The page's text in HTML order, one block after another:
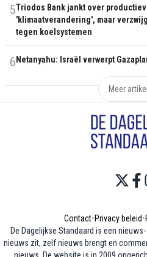
5Triodos Bank jankt over
'klimaatverandering', maar
tegen koelsystemen
6 Netanyahu: Israël verwerpt
Meer
Contact•Privacy beleid•
De Dagelijkse Standaard is een
nieuws zit, zelf nieuws brengt en